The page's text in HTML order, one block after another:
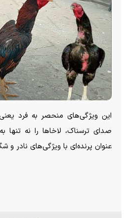
این ویژگی‌های منحصر به فرد
صدای ترسناک، لاخا‌ها را نه تنها
عنوان پرنده‌ای با ویژگی‌های نادر و